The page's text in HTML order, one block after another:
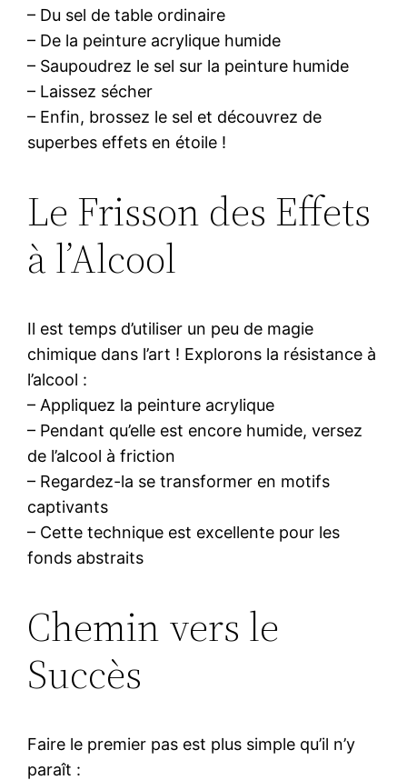
– Du sel de table ordinaire
– De la peinture acrylique humide
– Saupoudrez le sel sur la peinture humide
– Laissez sécher
– Enfin, brossez le sel et découvrez de
superbes effets en étoile !
Le Frisson des Effets
à l’Alcool
Il est temps d’utiliser un peu de magie
chimique dans l’art ! Explorons la résistance à
l’alcool :
– Appliquez la peinture acrylique
– Pendant qu’elle est encore humide, versez
de l’alcool à friction
– Regardez-la se transformer en motifs
captivants
– Cette technique est excellente pour les
fonds abstraits
Chemin vers le
Succès
Faire le premier pas est plus simple qu’il n’y
paraît :